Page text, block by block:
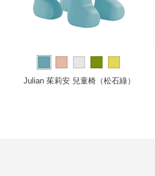
Julian 茱莉安 兒童椅（松石綠）